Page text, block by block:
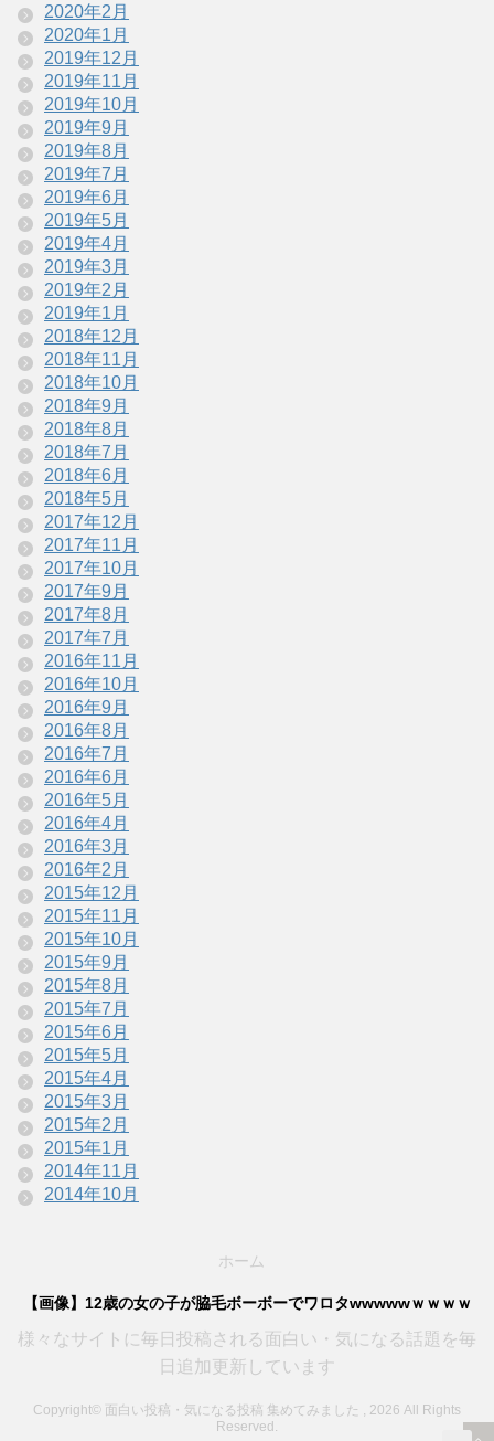
2020年2月
2020年1月
2019年12月
2019年11月
2019年10月
2019年9月
2019年8月
2019年7月
2019年6月
2019年5月
2019年4月
2019年3月
2019年2月
2019年1月
2018年12月
2018年11月
2018年10月
2018年9月
2018年8月
2018年7月
2018年6月
2018年5月
2017年12月
2017年11月
2017年10月
2017年9月
2017年8月
2017年7月
2016年11月
2016年10月
2016年9月
2016年8月
2016年7月
2016年6月
2016年5月
2016年4月
2016年3月
2016年2月
2015年12月
2015年11月
2015年10月
2015年9月
2015年8月
2015年7月
2015年6月
2015年5月
2015年4月
2015年3月
2015年2月
2015年1月
2014年11月
2014年10月
ホーム
【画像】12歳の女の子が脇毛ボーボーでワロタwwwwwｗｗｗｗ
様々なサイトに毎日投稿される面白い・気になる話題を毎
日追加更新しています
Copyright© 面白い投稿・気になる投稿 集めてみました , 2026 All Rights
Reserved.